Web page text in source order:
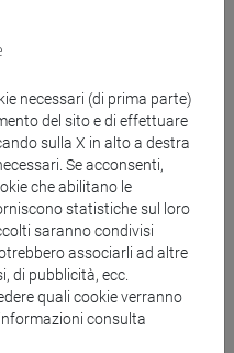
Marcorà (sala
a settembre, ogni giovedì
via email entro il
la possibilità di essere
necessari (di prima parte)
del sito e di effettuare
sulla X in alto a destra
Se acconsenti,
che abilitano le
statistiche sul loro
saranno condivisi
associarli ad altre
di pubblicità, ecc.
quali cookie verranno
consulta